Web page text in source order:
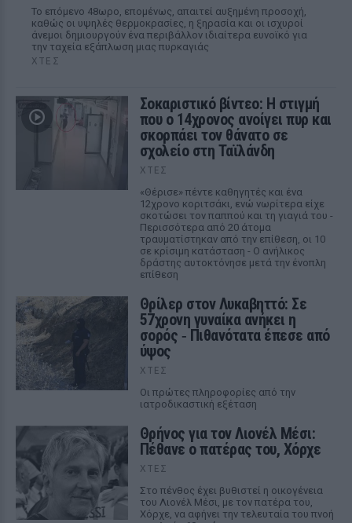
Το επόμενο 48ωρο, επομένως, απαιτεί αυξημένη προσοχή,
καθώς οι υψηλές θερμοκρασίες, η ξηρασία και οι ισχυροί
άνεμοι δημιουργούν ένα περιβάλλον ιδιαίτερα ευνοϊκό για
την ταχεία εξάπλωση μιας πυρκαγιάς
ΧΤΕΣ
Σοκαριστικό βίντεο: Η στιγμή
που ο 14χρονος ανοίγει πυρ και
σκορπάει τον θάνατο σε
σχολείο στη Ταϊλάνδη
ΧΤΕΣ
«Θέρισε» πέντε καθηγητές και ένα
12χρονο κοριτσάκι, ενώ νωρίτερα είχε
σκοτώσει τον παππού και τη γιαγιά του -
Περισσότερα από 20 άτομα
τραυματίστηκαν από την επίθεση, οι 10
σε κρίσιμη κατάσταση - Ο ανήλικος
δράστης αυτοκτόνησε μετά την ένοπλη
επίθεση
Θρίλερ στον Λυκαβηττό: Σε
57χρονη γυναίκα ανήκει η
σορός ‑ Πιθανότατα έπεσε από
ύψος
ΧΤΕΣ
Οι πρώτες πληροφορίες από την
ιατροδικαστική εξέταση
Θρήνος για τον Λιονέλ Μέσι:
Πέθανε ο πατέρας του, Χόρχε
ΧΤΕΣ
Στο πένθος έχει βυθιστεί η οικογένεια
του Λιονέλ Μέσι, με τον πατέρα του,
Χόρχε, να αφήνει την τελευταία του πνοή